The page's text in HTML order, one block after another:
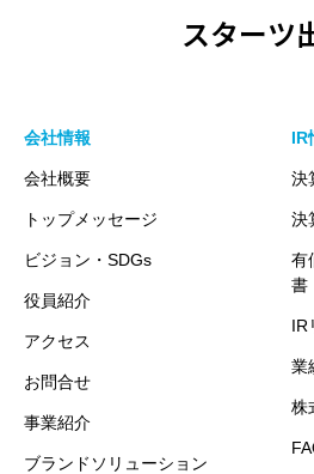
スターツ
会社情報
会社概要
トップメッセージ
ビジョン・SDGs
役員紹介
アクセス
お問合せ
事業紹介
ブランドソリューション
IR
決
決
有
書
IR
業
株